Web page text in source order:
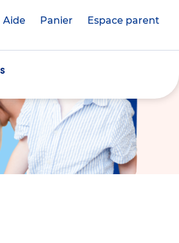
Aide Panier crèche(s)
Espace parent